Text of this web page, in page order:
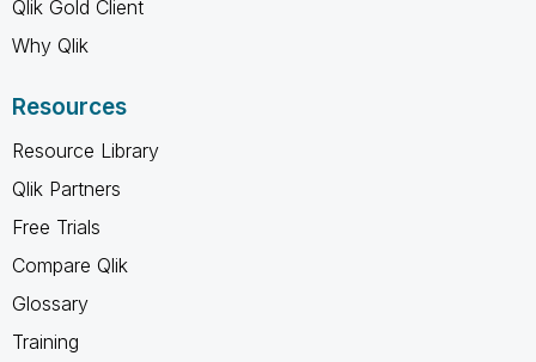
Qlik Gold Client
Why Qlik
Resources
Resource Library
Qlik Partners
Free Trials
Compare Qlik
Glossary
Training